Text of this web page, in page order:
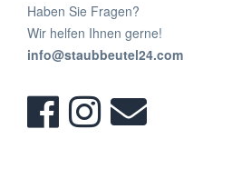
Haben Sie Fragen?
Wir helfen Ihnen gerne!
info@staubbeutel24.com